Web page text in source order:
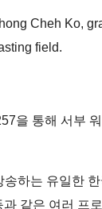
Cheh Ko,
field.
을 통해 서부
하는 유일한
같은 여러 프